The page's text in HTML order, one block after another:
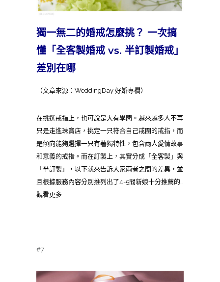
獨一無二的婚戒怎麼挑？ 一次搞
懂「全客製婚戒 vs. 半訂製婚戒」
差別在哪
（文章來源：WeddingDay 好婚專欄）
在挑選戒指上，也可說是大有學問。越來越多人不再
只是走進珠寶店，挑定一只符合自己戒圍的戒指，而
是傾向能夠選擇一只有著獨特性，包含兩人愛情故事
和意義的戒指。而在訂製上，其實分成「全客製」與
「半訂製」，以下就來告訴大家兩者之間的差異，並
且根據服務內容分別推列出了4-5間新娘十分推薦的…
觀看更多
#7